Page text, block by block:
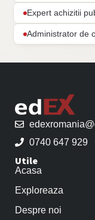
Expert achizitii
Administrator de
0740 647 929
Utile
Acasa
Exploreaza
Despre noi